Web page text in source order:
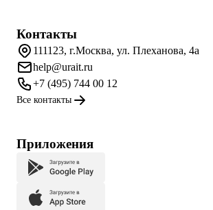
Контакты
111123, г.Москва, ул. Плеханова, 4а
help@urait.ru
+7 (495) 744 00 12
Все контакты
Приложения